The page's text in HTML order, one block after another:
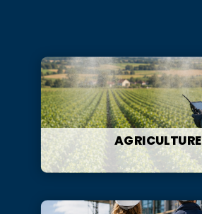
AGRICULTURE